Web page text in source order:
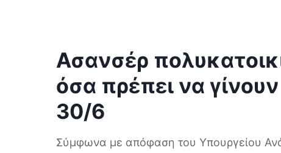
Ασανσέρ
όσα πρέπει να
30/6
Σύμφωνα με απόφαση του Υπουργείου